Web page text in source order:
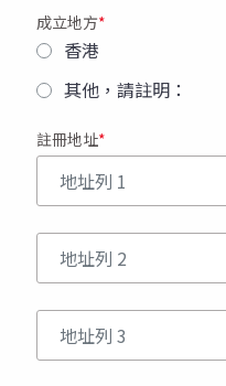
成立地方
香港
其他，請註明：
註冊地址
地址列 2
地址列 3